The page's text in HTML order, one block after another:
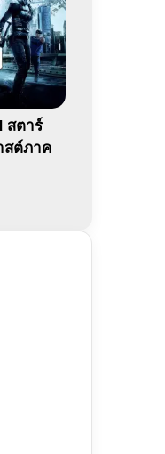
สตาร์
สต์ภาค